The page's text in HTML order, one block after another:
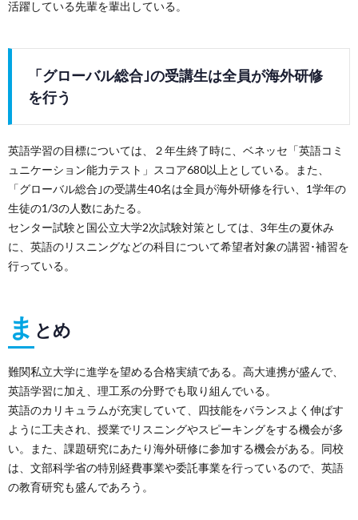
活躍している先輩を輩出している。
「グローバル総合｣の受講生は全員が海外研修
を行う
英語学習の目標については、２年生終了時に、ベネッセ「英語コミ
ュニケーション能力テスト」スコア680以上としている。また、
「グローバル総合｣の受講生40名は全員が海外研修を行い、1学年の
生徒の1/3の人数にあたる。
センター試験と国公立大学2次試験対策としては、3年生の夏休み
に、英語のリスニングなどの科目について希望者対象の講習･補習を
行っている。
ま とめ
難関私立大学に進学を望める合格実績である。高大連携が盛んで、
英語学習に加え、理工系の分野でも取り組んでいる。
英語のカリキュラムが充実していて、四技能をバランスよく伸ばす
ように工夫され、授業でリスニングやスピーキングをする機会が多
い。また、課題研究にあたり海外研修に参加する機会がある。同校
は、文部科学省の特別経費事業や委託事業を行っているので、英語
の教育研究も盛んであろう。